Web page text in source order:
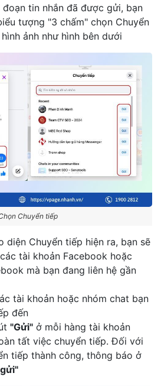
đoạn tin nhắn đã được gửi, bạn
tượng "3 chấm" chọn Chuyển
ảnh như hình bên dưới
Chuyển tiếp
diện Chuyển tiếp hiện ra, bạn sẽ
tài khoản Facebook hoặc
mà bạn đang liên hệ gần
tài khoản hoặc nhóm chat bạn
đến
"Gửi" ở mỗi hàng tài khoản
tất việc chuyển tiếp. Đối với
tiếp thành công, thông báo ở